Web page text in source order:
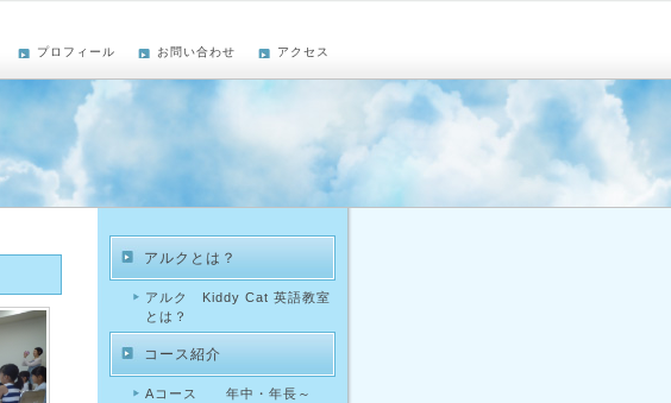
プロフィール お問い合わせ アクセス
アルクとは？
アルク Kiddy Cat 英語教室
とは？
コース紹介
Aコース 年中・年長～